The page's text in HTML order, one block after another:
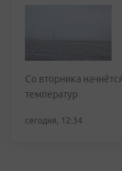
Со вторника
температур
сегодня, 12:34